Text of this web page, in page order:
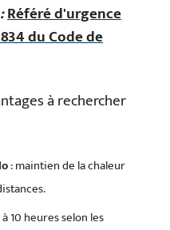
Référé d'urgence
du Code de
à rechercher
: maintien de la chaleur
10 heures selon les